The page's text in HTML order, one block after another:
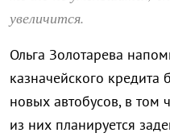
увеличится.
Ольга Золотарева
казначейского
новых автобусов, в том
из них планируется